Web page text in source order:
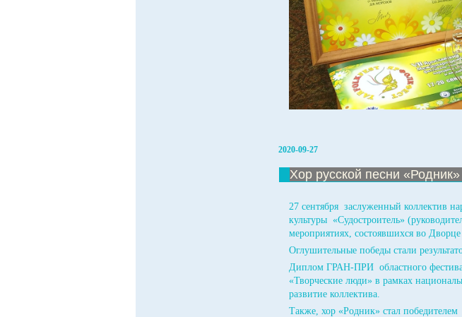
2020-09-27
Хор русской песни
27 сентября заслуженный коллектив
культуры «Судостроитель»
мероприятиях, состоявшихся во
Оглушительные победы стали
Диплом ГРАН-ПРИ областного
«Творческие люди» в рамках
развитие коллектива.
Также, хор «Родник» стал победителем